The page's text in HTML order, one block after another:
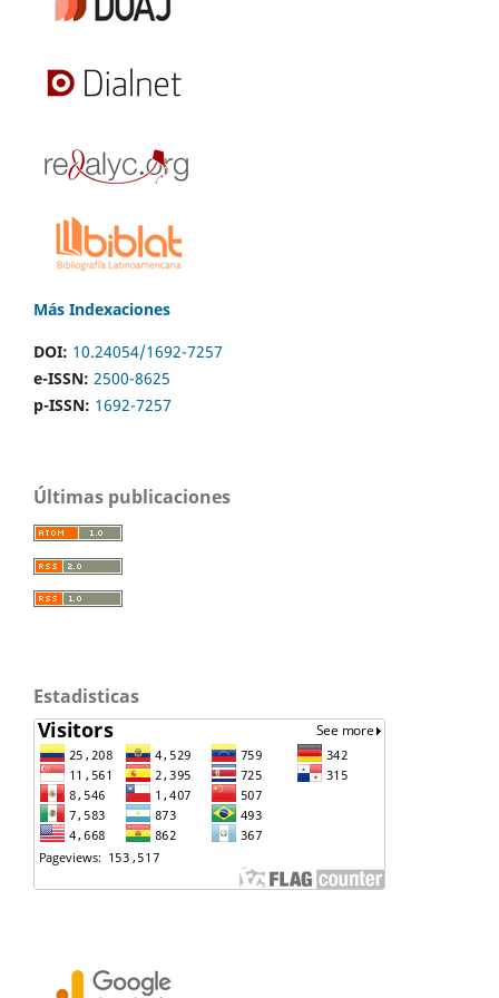
Más Indexaciones
DOI: 10.24054/1692-7257
e-ISSN: 2500-8625
p-ISSN: 1692-7257
Últimas publicaciones
Estadisticas